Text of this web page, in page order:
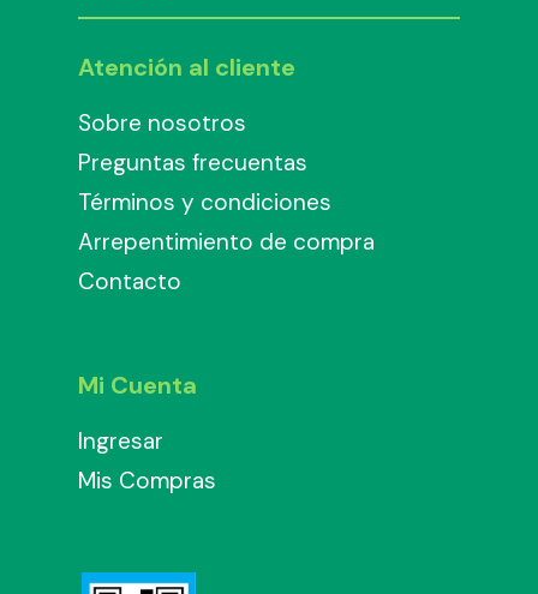
Atención al cliente
Sobre nosotros
Preguntas frecuentas
Términos y condiciones
Arrepentimiento de compra
Contacto
Mi Cuenta
Ingresar
Mis Compras